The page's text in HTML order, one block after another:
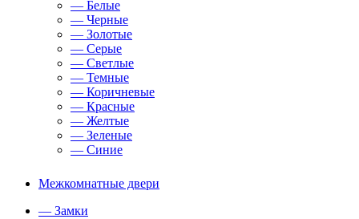
— Белые
— Черные
— Золотые
— Серые
— Светлые
— Темные
— Коричневые
— Красные
— Желтые
— Зеленые
— Синие
Межкомнатные двери
— Замки